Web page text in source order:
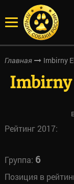
Главная Imbirny
Imbirny
Рейтинг 2017:
Группа: 6
Позиция в